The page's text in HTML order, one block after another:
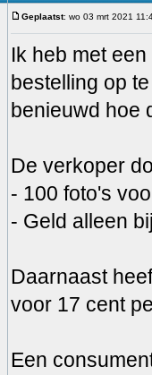
Geplaatst: wo 03 mrt 2021
Ik heb met
bestelling op
benieuwd hoe
De verkoper
- 100 foto's
- Geld alleen
Daarnaast
voor 17 cent
Een